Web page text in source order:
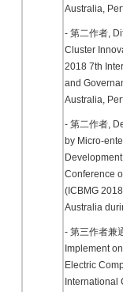
Australia,
- 第二作者,
Cluster
2018 7th
and
Australia,
- 第二作者,
by Micro-
Conference
(ICBMG
Australia
- 第三作者兼
Implement
Electric
International